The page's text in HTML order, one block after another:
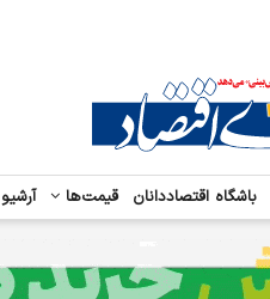
باشگاه اقتصاددانان قیمت‌ها آرشیو